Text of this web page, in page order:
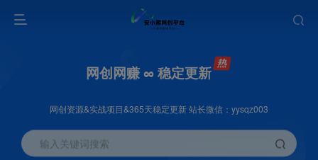
网创网赚 ∞ 稳定更新
网创资源&实战项目&365天稳定更新 站长微信：yysqz003
输入关键词搜索